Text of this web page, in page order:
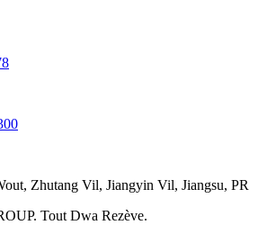
Zhutang Vil, Jiangyin Vil, Jiangsu, PR
Tout Dwa Rezève.